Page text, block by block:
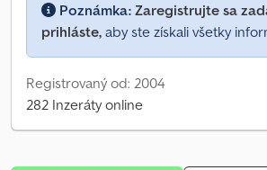
Poznámka: Zaregistrujte sa
prihláste, aby ste získali všetky
Registrovaný od: 2004
282 Inzeráty online